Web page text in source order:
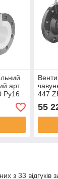
арт.
Ру16
447
55
з 33 відгуків